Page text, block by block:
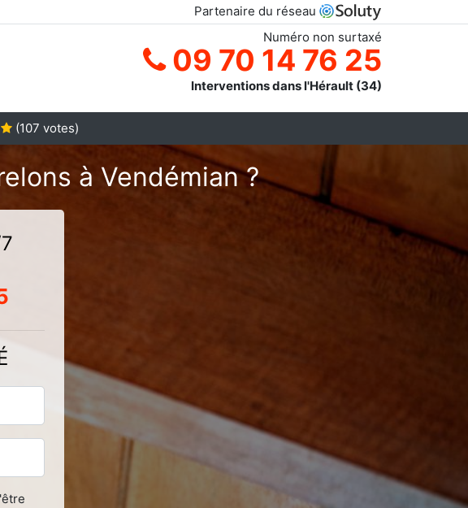
Partenaire du réseau
Numéro non surtaxé
09 70 14 76 25
Interventions dans l'Hérault (34)
(107 votes)
à Vendémian ?